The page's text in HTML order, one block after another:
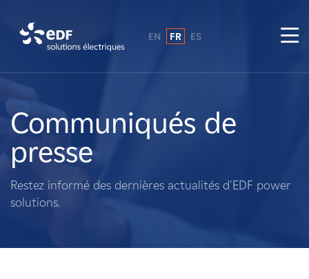
A propos de nous
Ce que nous faisons
Propriétaires fonciers
EN FR ES
Communiqués de
presse
Restez informé des dernières actualités d'EDF power
solutions.